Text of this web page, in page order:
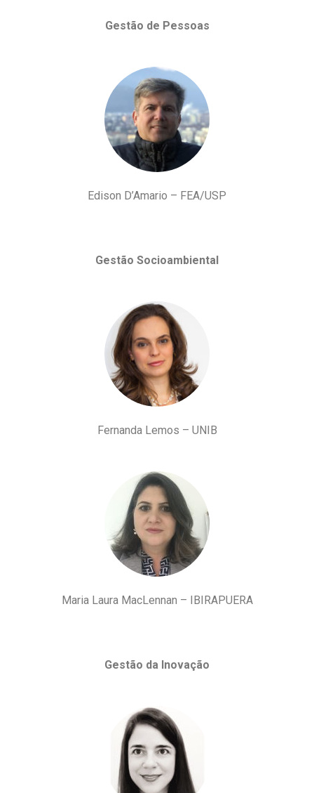
Gestão de Pessoas
Edison D’Amario – FEA/USP
Gestão Socioambiental
Fernanda Lemos – UNIB
Maria Laura MacLennan – IBIRAPUERA
Gestão da Inovação